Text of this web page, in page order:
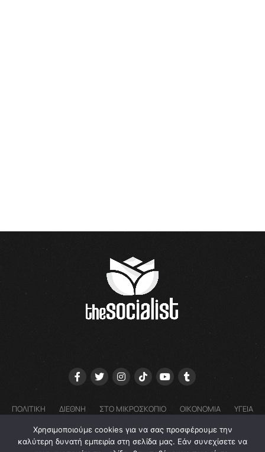
ΠΟΛΙΤΙΚΗ ΔΙΕΘΝΗ ΣΤΟ ΜΙΚΡΟΣΚΟΠΙΟ ΟΙΚΟΝΟΜΙΑ
ΥΓΕΙΑ
ΓΝΩΜΕΣ
COOKIE POLICY (EU) – ΠΟΛΙΤΙΚΗ ΑΠΟΡΡΗΤΟΥ
EMAIL: GRTHESOCIALIST@GMAIL.COM
Χρησιμοποιούμε cookies για να σας προσφέρουμε την
καλύτερη δυνατή εμπειρία στη σελίδα μας. Εάν συνεχίσετε να